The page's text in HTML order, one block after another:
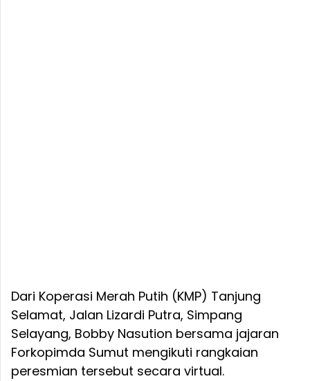
Dari Koperasi Merah Putih (KMP) Tanjung
Selamat, Jalan Lizardi Putra, Simpang
Selayang, Bobby Nasution bersama jajaran
Forkopimda Sumut mengikuti rangkaian
peresmian tersebut secara virtual.